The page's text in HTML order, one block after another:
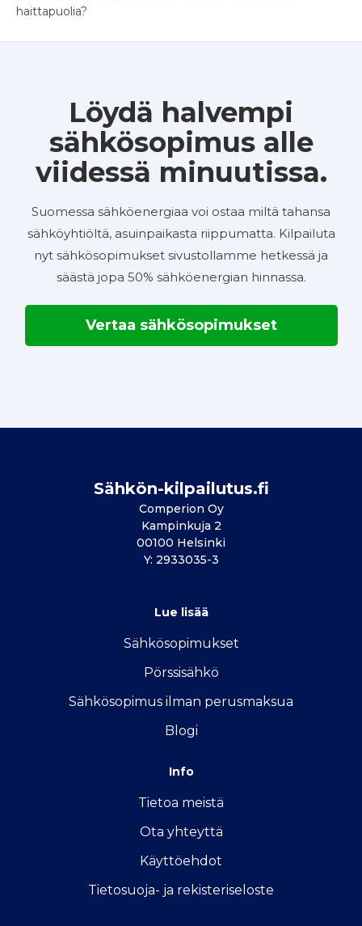
haittapuolia?
Löydä halvempi
sähkösopimus alle
viidessä minuutissa.
Suomessa sähköenergiaa voi ostaa miltä tahansa
sähköyhtiöltä, asuinpaikasta riippumatta. Kilpailuta
nyt sähkösopimukset sivustollamme hetkessä ja
säästä jopa 50% sähköenergian hinnassa.
Vertaa sähkösopimukset
Sähkön-kilpailutus.fi
Comperion Oy
Kampinkuja 2
00100 Helsinki
Y: 2933035-3
Lue lisää
Sähkösopimukset
Pörssisähkö
Sähkösopimus ilman perusmaksua
Blogi
Info
Tietoa meistä
Ota yhteyttä
Käyttöehdot
Tietosuoja- ja rekisteriseloste